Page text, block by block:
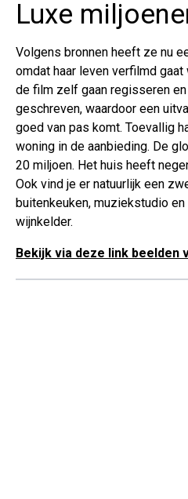
Luxe
Volgens bronnen heeft ze nu
omdat haar leven verfilmd
de film zelf gaan regisseren
geschreven, waardoor een
goed van pas komt. Toevallig
woning in de aanbieding. De
20 miljoen. Het huis heeft
Ook vind je er natuurlijk een
buitenkeuken, muziekstudio
wijnkelder.
Bekijk via deze link beelden